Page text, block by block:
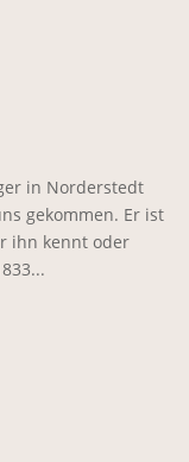
in Norderstedt
gekommen. Er ist
ihn kennt oder